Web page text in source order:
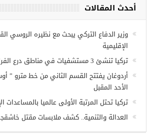
أحدث المقالات
وزير الدفاع التركي يبحث مع نظيره الروسي
الإقليمية
تركيا تنشئ 3 مستشفيات في مناطق درع الفرات بسوريا
أردوغان يفتتح القسم الثاني من خط مترو ”
الأحد المقبل
تركيا تحتل المرتبة الأولى عالميا بالمساعدات
العدالة والتنمية.. كشف ملابسات مقتل